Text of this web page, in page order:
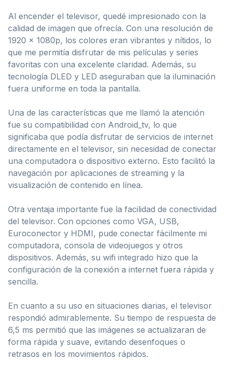
Al encender el televisor, quedé impresionado con la
calidad de imagen que ofrecía. Con una resolución de
1920 x 1080p, los colores eran vibrantes y nítidos, lo
que me permitía disfrutar de mis películas y series
favoritas con una excelente claridad. Además, su
tecnología DLED y LED aseguraban que la iluminación
fuera uniforme en toda la pantalla.
Una de las características que me llamó la atención
fue su compatibilidad con Android_tv, lo que
significaba que podía disfrutar de servicios de internet
directamente en el televisor, sin necesidad de conectar
una computadora o dispositivo externo. Esto facilitó la
navegación por aplicaciones de streaming y la
visualización de contenido en línea.
Otra ventaja importante fue la facilidad de conectividad
del televisor. Con opciones como VGA, USB,
Euroconector y HDMI, pude conectar fácilmente mi
computadora, consola de videojuegos y otros
dispositivos. Además, su wifi integrado hizo que la
configuración de la conexión a internet fuera rápida y
sencilla.
En cuanto a su uso en situaciones diarias, el televisor
respondió admirablemente. Su tiempo de respuesta de
6,5 ms permitió que las imágenes se actualizaran de
forma rápida y suave, evitando desenfoques o
retrasos en los movimientos rápidos.